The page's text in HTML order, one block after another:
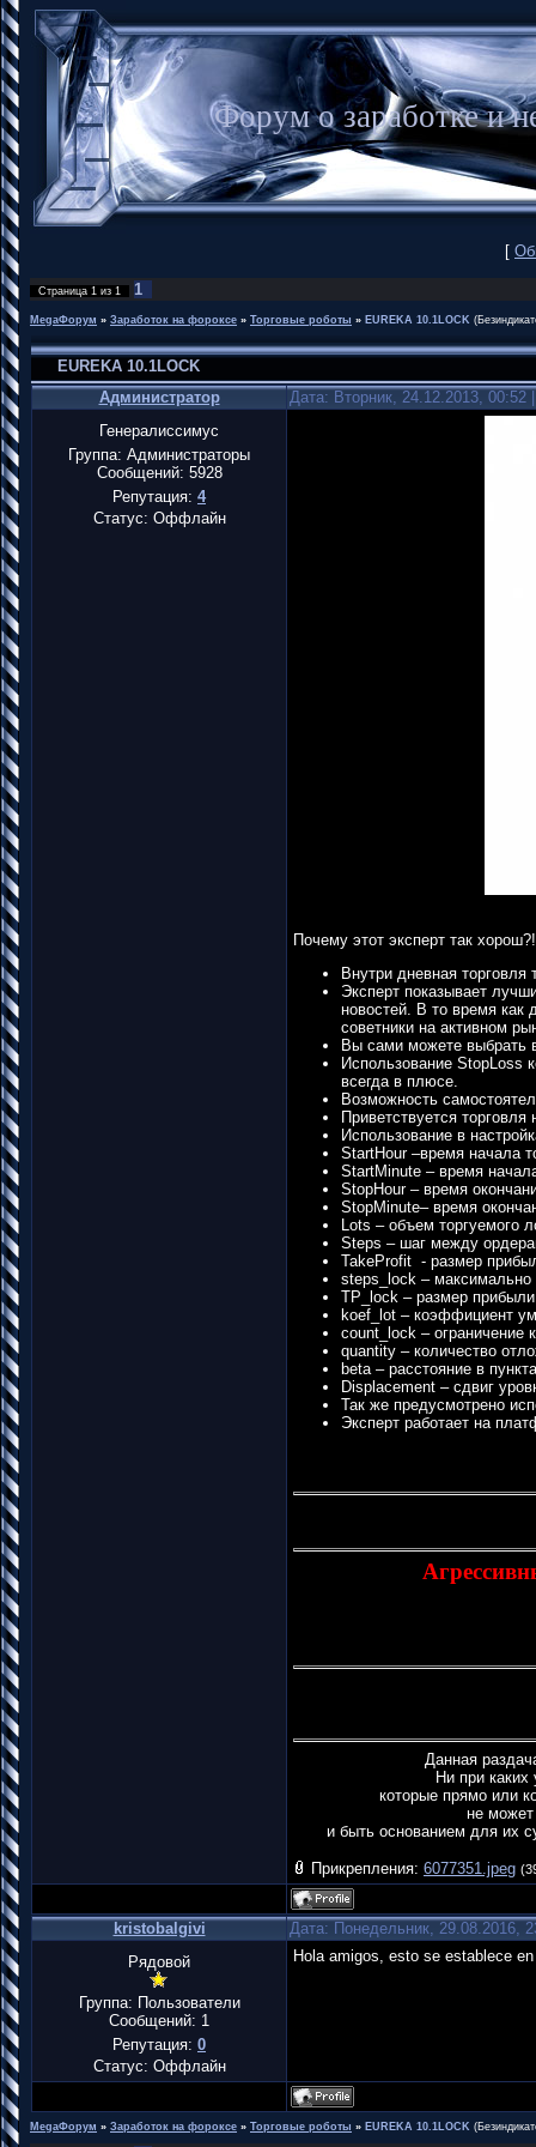
Форум о заработке
[
Страница 1 из 1 1
MegaФорум » Заработок на фороксе » Торговые роботы » EUREKA 10.1LOCK
EUREKA 10.1LOCK
Администратор
Дата: Вторник, 24.12.2013,
Генералиссимус
Группа: Администраторы
Сообщений: 5928
Репутация: 4
Статус: Оффлайн
Почему этот эксперт так хорош?!
Внутри дневная торговля
Эксперт показывает
новостей. В то время как
советники на активном
Вы сами можете выбрать
Использование StopLoss
всегда в плюсе.
Возможность
Приветствуется
Использование в
StartHour –время начала
StartMinute – время
StopHour – время
StopMinute– время
Lots – объем торгуемого
Steps – шаг между
TakeProfit - размер
steps_lock – максимально
TP_lock – размер
koef_lot – коэффициент
count_lock – ограничение
quantity – количество
beta – расстояние в
Displacement – сдвиг
Так же предусмотрено
Эксперт работает на
Данная
Ни при каких
которые прямо или
не может
и быть основанием для их
Прикрепления: 6077351.jpeg
kristobalgivi
Дата: Понедельник, 29.08.2016,
Рядовой
Группа: Пользователи
Сообщений: 1
Репутация: 0
Статус: Оффлайн
Hola amigos, esto se establece
MegaФорум » Заработок на фороксе » Торговые роботы » EUREKA 10.1LOCK